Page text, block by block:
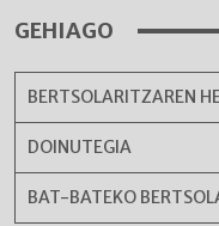
GEHIAGO
BERTSOLARITZAREN
DOINUTEGIA
BAT-BATEKO